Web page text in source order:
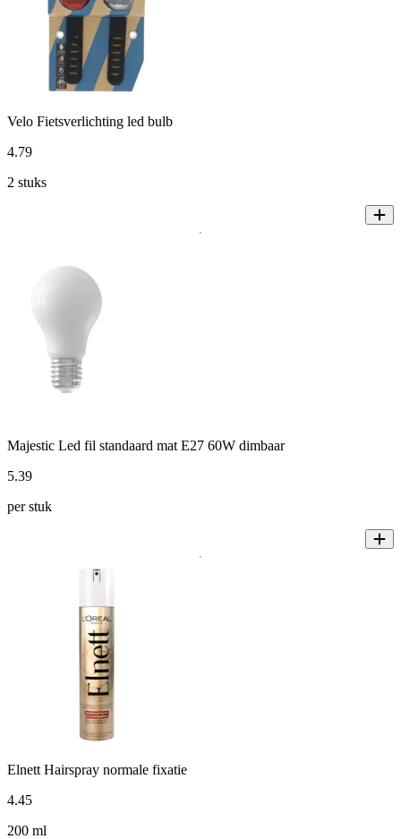
Velo Fietsverlichting led bulb
4.79
2 stuks
Majestic Led fil standaard mat E27 60W dimbaar
5.39
per stuk
Elnett Hairspray normale fixatie
4.45
200 ml